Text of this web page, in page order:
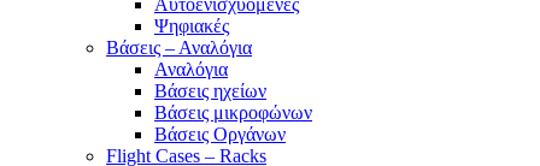
Αυτοενισχυόμενες
Ψηφιακές
Βάσεις – Αναλόγια
Αναλόγια
Βάσεις ηχείων
Βάσεις μικροφώνων
Βάσεις Οργάνων
Flight Cases – Racks